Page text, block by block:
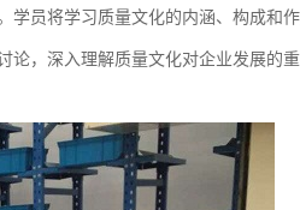
学员将学习质量文化的内涵、构成和
论，深入理解质量文化对企业发展的